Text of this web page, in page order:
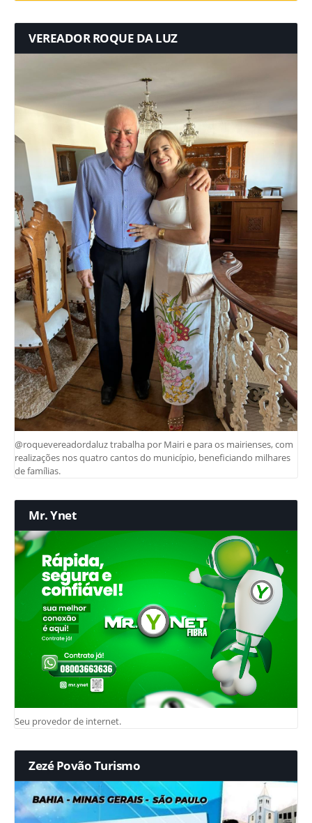
VEREADOR ROQUE DA LUZ
@roquevereadordaluz trabalha por Mairi e para os mairienses, com
realizações nos quatro cantos do município, beneficiando milhares
de famílias.
Mr. Ynet
Seu provedor de internet.
Zezé Povão Turismo